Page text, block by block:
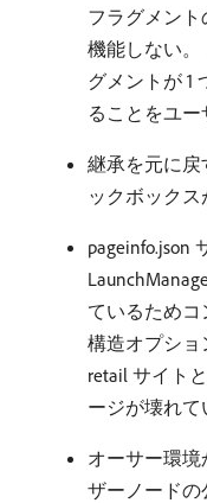
フラグメン
機能しない。
グメントが 1
ることをユー
継承を元に戻
ックボックス
pageinfo.json
ているためコ
構造オプショ
retail サイト
ージが壊れて
オーサー環
ザーノードの